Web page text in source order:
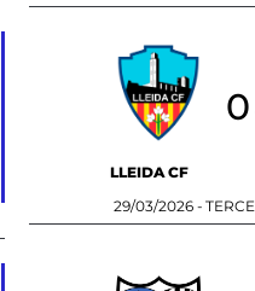
LLEIDA CF
0
29/03/2026 -